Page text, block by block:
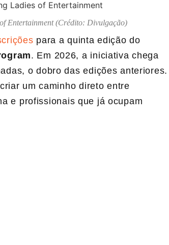
Entertainment (Crédito: Divulgação)
para a quinta edição do
. Em 2026, a iniciativa chega
o dobro das edições anteriores.
um caminho direto entre
e profissionais que já ocupam